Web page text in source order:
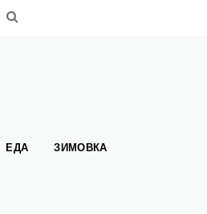
ЕДА ЗИМОВКА